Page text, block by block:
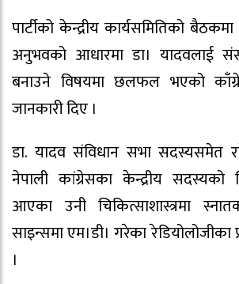
पार्टीको केन्द्रीय कार्यसमितिको
अनुभवको आधारमा डा। यादवलाई
बनाउने विषयमा छलफल भएको
जानकारी दिए ।
डा. यादव संविधान सभा सदस्यसमेत
नेपाली कांग्रेसका केन्द्रीय सदस्यको
आएका उनी चिकित्साशास्त्रमा
साइन्समा एम।डी। गरेका
।